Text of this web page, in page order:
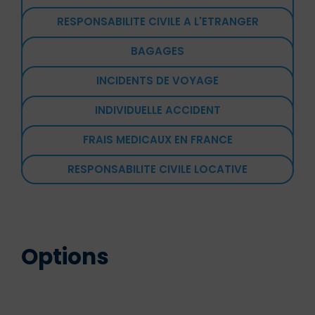
RESPONSABILITE CIVILE A L'ETRANGER
BAGAGES
INCIDENTS DE VOYAGE
INDIVIDUELLE ACCIDENT
FRAIS MEDICAUX EN FRANCE
RESPONSABILITE CIVILE LOCATIVE
Options